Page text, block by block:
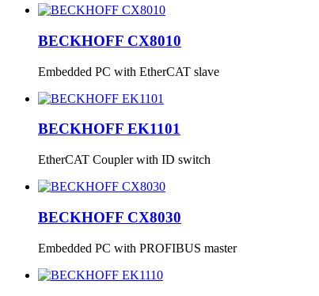
BECKHOFF CX8010
Embedded PC with EtherCAT slave
BECKHOFF EK1101
EtherCAT Coupler with ID switch
BECKHOFF CX8030
Embedded PC with PROFIBUS master